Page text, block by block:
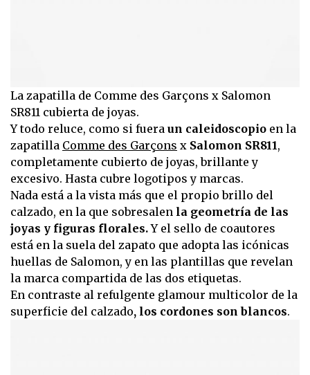
La zapatilla de Comme des Garçons x Salomon
SR811 cubierta de joyas.
Y todo reluce, como si fuera un caleidoscopio en la
zapatilla Comme des Garçons x Salomon SR811,
completamente cubierto de joyas, brillante y
excesivo. Hasta cubre logotipos y marcas.
Nada está a la vista más que el propio brillo del
calzado, en la que sobresalen la geometría de las
joyas y figuras florales.Y el sello de coautores
está en la suela del zapato que adopta las icónicas
huellas de Salomon, y en las plantillas que revelan
la marca compartida de las dos etiquetas.
En contraste al refulgente glamour multicolor de la
superficie del calzado, los cordones son blancos.